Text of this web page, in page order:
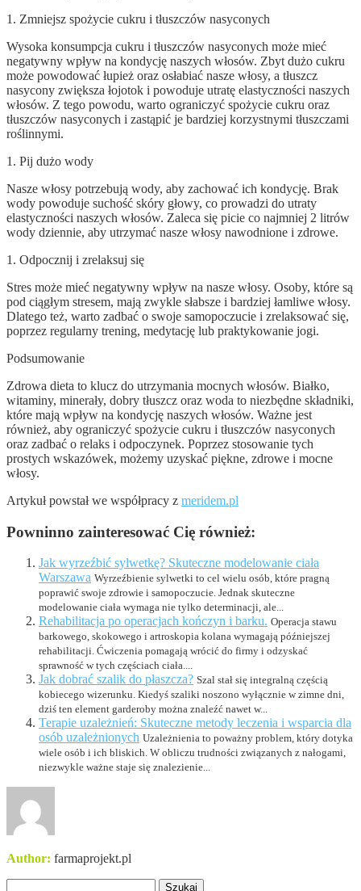
1. Zmniejsz spożycie cukru i tłuszczów nasyconych
Wysoka konsumpcja cukru i tłuszczów nasyconych może mieć
negatywny wpływ na kondycję naszych włosów. Zbyt dużo cukru
może powodować łupież oraz osłabiać nasze włosy, a tłuszcz
nasycony zwiększa łojotok i powoduje utratę elastyczności naszych
włosów. Z tego powodu, warto ograniczyć spożycie cukru oraz
tłuszczów nasyconych i zastąpić je bardziej korzystnymi tłuszczami
roślinnymi.
1. Pij dużo wody
Nasze włosy potrzebują wody, aby zachować ich kondycję. Brak
wody powoduje suchość skóry głowy, co prowadzi do utraty
elastyczności naszych włosów. Zaleca się picie co najmniej 2 litrów
wody dziennie, aby utrzymać nasze włosy nawodnione i zdrowe.
1. Odpocznij i zrelaksuj się
Stres może mieć negatywny wpływ na nasze włosy. Osoby, które są
pod ciągłym stresem, mają zwykle słabsze i bardziej łamliwe włosy.
Dlatego też, warto zadbać o swoje samopoczucie i zrelaksować się,
poprzez regularny trening, medytację lub praktykowanie jogi.
Podsumowanie
Zdrowa dieta to klucz do utrzymania mocnych włosów. Białko,
witaminy, minerały, dobry tłuszcz oraz woda to niezbędne składniki,
które mają wpływ na kondycję naszych włosów. Ważne jest
również, aby ograniczyć spożycie cukru i tłuszczów nasyconych
oraz zadbać o relaks i odpoczynek. Poprzez stosowanie tych
prostych wskazówek, możemy uzyskać piękne, zdrowe i mocne
włosy.
Artykuł powstał we współpracy z meridem.pl
Powninno zainteresować Cię również:
Jak wyrzeźbić sylwetkę? Skuteczne modelowanie ciała
Warszawa Wyrzeźbienie sylwetki to cel wielu osób, które pragną
poprawić swoje zdrowie i samopoczucie. Jednak skuteczne
modelowanie ciała wymaga nie tylko determinacji, ale...
Rehabilitacja po operacjach kończyn i barku. Operacja stawu
barkowego, skokowego i artroskopia kolana wymagają późniejszej
rehabilitacji. Ćwiczenia pomagają wrócić do firmy i odzyskać
sprawność w tych częściach ciała....
Jak dobrać szalik do płaszcza? Szal stał się integralną częścią
kobiecego wizerunku. Kiedyś szaliki noszono wyłącznie w zimne dni,
dziś ten element garderoby można znaleźć nawet w...
Terapie uzależnień: Skuteczne metody leczenia i wsparcia dla
osób uzależnionych Uzależnienia to poważny problem, który dotyka
wiele osób i ich bliskich. W obliczu trudności związanych z nałogami,
niezwykle ważne staje się znalezienie...
Author: farmaprojekt.pl